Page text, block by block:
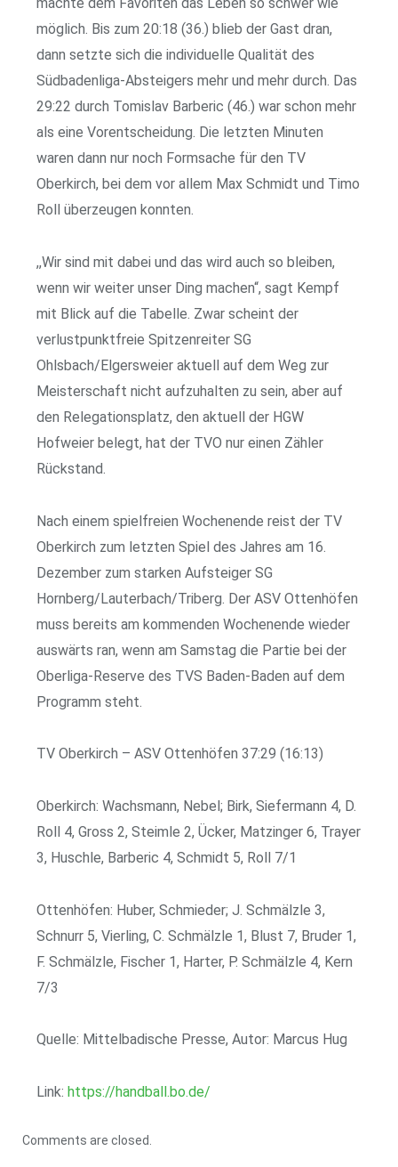
möglich. Bis zum 20:18 (36.) blieb der Gast dran,
dann setzte sich die individuelle Qualität des
Südbadenliga-Absteigers mehr und mehr durch. Das
29:22 durch Tomislav Barberic (46.) war schon mehr
als eine Vorentscheidung. Die letzten Minuten
waren dann nur noch Formsache für den TV
Oberkirch, bei dem vor allem Max Schmidt und Timo
Roll überzeugen konnten.
,,Wir sind mit dabei und das wird auch so bleiben,
wenn wir weiter unser Ding machen“, sagt Kempf
mit Blick auf die Tabelle. Zwar scheint der
verlustpunktfreie Spitzenreiter SG
Ohlsbach/Elgersweier aktuell auf dem Weg zur
Meisterschaft nicht aufzuhalten zu sein, aber auf
den Relegationsplatz, den aktuell der HGW
Hofweier belegt, hat der TVO nur einen Zähler
Rückstand.
Nach einem spielfreien Wochenende reist der TV
Oberkirch zum letzten Spiel des Jahres am 16.
Dezember zum starken Aufsteiger SG
Hornberg/Lauterbach/Triberg. Der ASV Ottenhöfen
muss bereits am kommenden Wochenende wieder
auswärts ran, wenn am Samstag die Partie bei der
Oberliga-Reserve des TVS Baden-Baden auf dem
Programm steht.
TV Oberkirch – ASV Ottenhöfen 37:29 (16:13)
Oberkirch: Wachsmann, Nebel; Birk, Siefermann 4, D.
Roll 4, Gross 2, Steimle 2, Ücker, Matzinger 6, Trayer
3, Huschle, Barberic 4, Schmidt 5, Roll 7/1
Ottenhöfen: Huber, Schmieder; J. Schmälzle 3,
Schnurr 5, Vierling, C. Schmälzle 1, Blust 7, Bruder 1,
F. Schmälzle, Fischer 1, Harter, P. Schmälzle 4, Kern
7/3
Quelle: Mittelbadische Presse, Autor: Marcus Hug
Link: https://handball.bo.de/
Comments are closed.